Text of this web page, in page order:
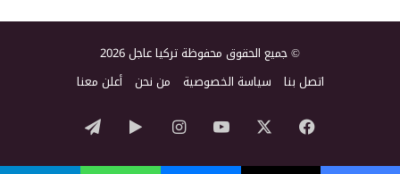
© جميع الحقوق محفوظة تركيا عاجل 2026
اتصل بنا سياسة الخصوصية من نحن أعلن معنا
فيسبوك ‫YouTubeانستقرام‏Googleتيلقرام